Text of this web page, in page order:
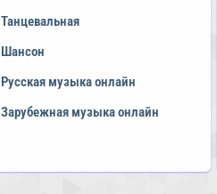
Танцевальная
Шансон
Русская музыка онлайн
Зарубежная музыка онлайн